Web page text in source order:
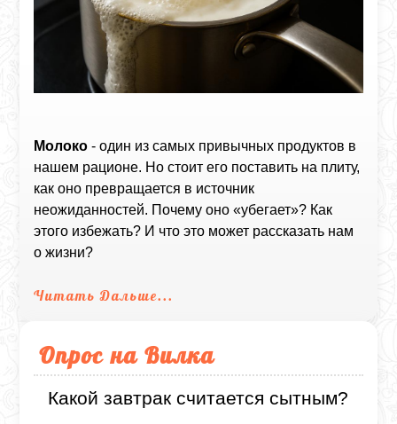
Молоко - один из самых привычных продуктов в
нашем рационе. Но стоит его поставить на плиту,
как оно превращается в источник
неожиданностей. Почему оно «убегает»? Как
этого избежать? И что это может рассказать нам
о жизни?
Читать Дальше...
Опрос на Вилка
Какой завтрак считается сытным?